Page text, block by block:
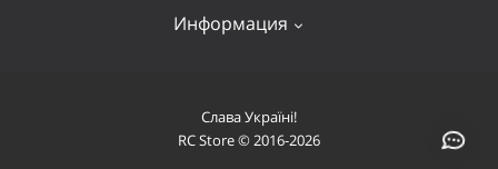
Квадрокоптеры
Самолеты
Информация
Оплата и доставка
О компании
Слава Україні!
RC Store © 2016-2026